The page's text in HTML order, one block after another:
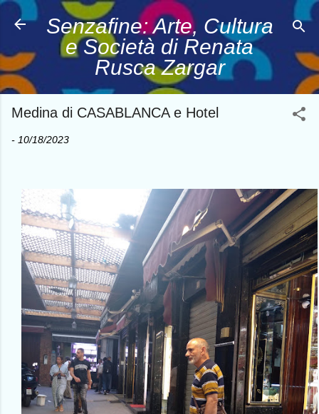
Passa ai contenuti principali
Senzafine: Arte, Cultura
e Società di Renata
Rusca Zargar
Medina di CASABLANCA e Hotel
- 10/18/2023